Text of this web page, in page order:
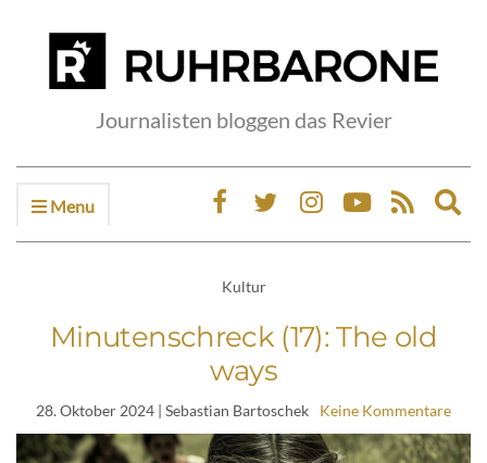
Journalisten bloggen das Revier
Menu
Kultur
Minutenschreck (17): The old
ways
28. Oktober 2024 | Sebastian Bartoschek Keine Kommentare